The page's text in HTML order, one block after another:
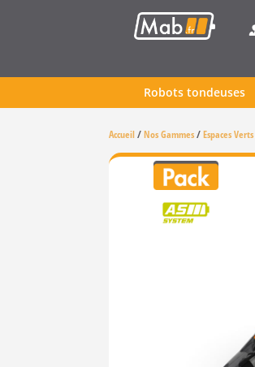
Robots tondeuses
Accueil/Nos Gammes/Espaces Verts